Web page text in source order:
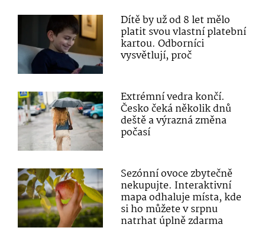
Dítě by už od 8 let mělo
platit svou vlastní platební
kartou. Odborníci
vysvětlují, proč
Extrémní vedra končí.
Česko čeká několik dnů
deště a výrazná změna
počasí
Sezónní ovoce zbytečně
nekupujte. Interaktivní
mapa odhaluje místa, kde
si ho můžete v srpnu
natrhat úplně zdarma